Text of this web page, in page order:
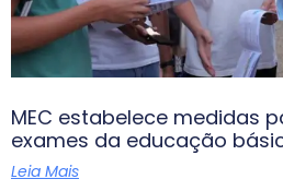
MEC estabelece medidas
exames da educação
Leia Mais